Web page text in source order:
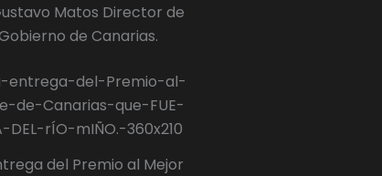
Matos Director de
de Canarias.
del Premio al Mejor